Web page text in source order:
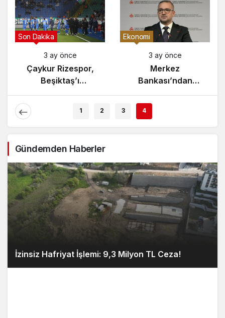
Gündem
3 ay önce
Yunanistan’da
Zeybek Tartışması
Alevlendi!
Son Dakika
3 ay önce
Çaykur Rizespor,
Beşiktaş’ı
Ağırlıyor!
1 2 3 4
Gündemden Haberler
İzinsiz Hafriyat İşlemi: 9,3 Milyon TL Ceza!